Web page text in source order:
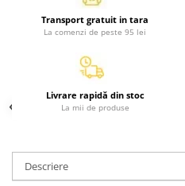
Carti de colorat
Carti pentru copii
Literatura si fictiune
Povesti pentru copii
Povesti si povestiri
Atlase
Atlase, dictionare si enciclopedii
Transport gratuit in tara
La comenzi de peste 95 lei
Livrare rapidă din stoc
La mii de produse
Descriere